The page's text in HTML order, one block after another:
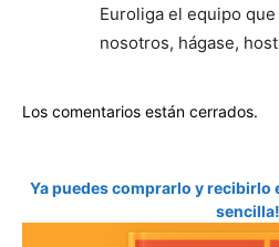
Euroliga el equipo
nosotros, hágase,
Los comentarios están cerrados.
Ya puedes comprarlo y recibirlo
sencilla!